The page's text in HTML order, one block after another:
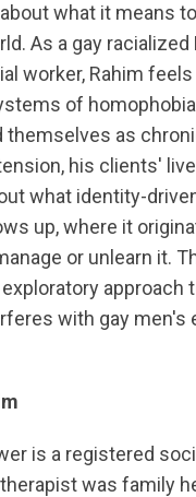
what it means
As a gay racialized
worker, Rahim
of
themselves as
his clients'
what identity-
up, where it
or unlearn it.
approach
with gay men's
is a registered
was family